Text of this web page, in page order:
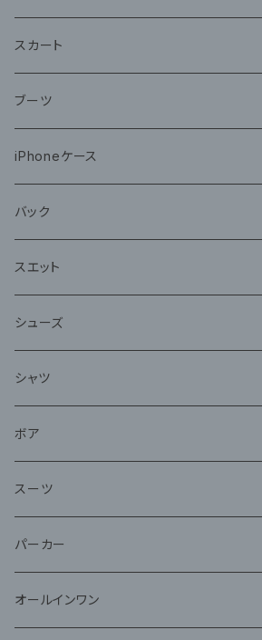
スカート
ブーツ
iPhoneケース
バック
スエット
シューズ
シャツ
ボア
スーツ
パーカー
オールインワン